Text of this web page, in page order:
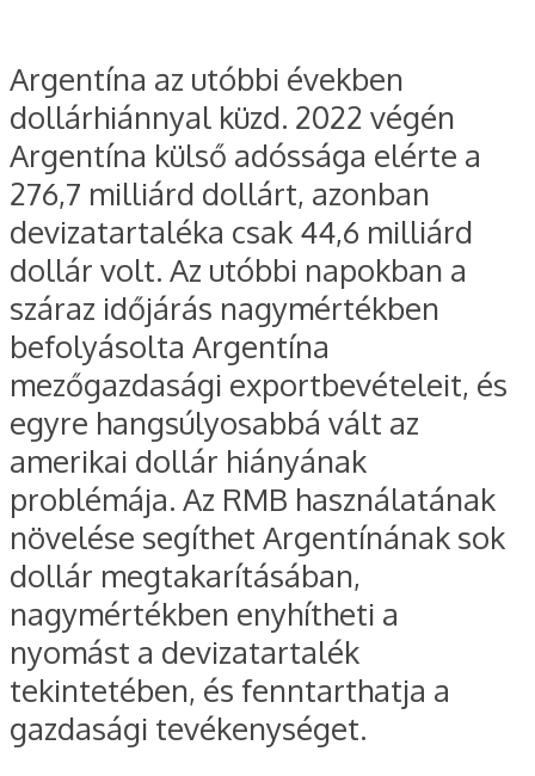
Argentína az utóbbi években
dollárhiánnyal küzd. 2022 végén
Argentína külső adóssága elérte a
276,7 milliárd dollárt, azonban
devizatartaléka csak 44,6 milliárd
dollár volt. Az utóbbi napokban a
száraz időjárás nagymértékben
befolyásolta Argentína
mezőgazdasági exportbevételeit, és
egyre hangsúlyosabbá vált az
amerikai dollár hiányának
problémája. Az RMB használatának
növelése segíthet Argentínának sok
dollár megtakarításában,
nagymértékben enyhítheti a
nyomást a devizatartalék
tekintetében, és fenntarthatja a
gazdasági tevékenységet.